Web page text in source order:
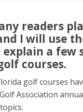
readers
I will use
explain a few
courses.
golf courses
Association